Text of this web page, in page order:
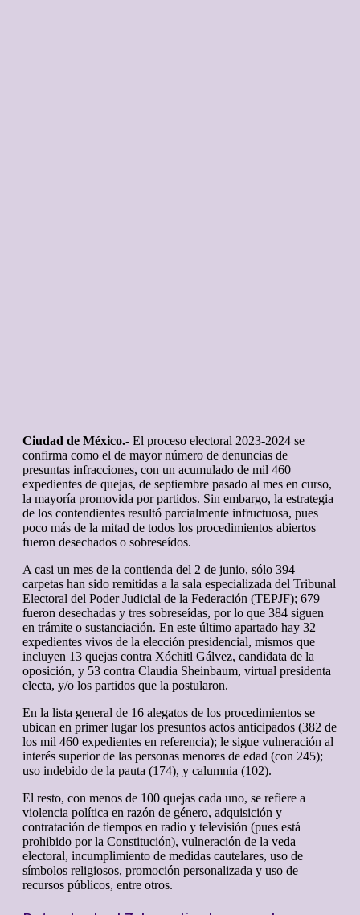
Ciudad de México.- El proceso electoral 2023-2024 se
confirma como el de mayor número de denuncias de
presuntas infracciones, con un acumulado de mil 460
expedientes de quejas, de septiembre pasado al mes en curso,
la mayoría promovida por partidos. Sin embargo, la estrategia
de los contendientes resultó parcialmente infructuosa, pues
poco más de la mitad de todos los procedimientos abiertos
fueron desechados o sobreseídos.
A casi un mes de la contienda del 2 de junio, sólo 394
carpetas han sido remitidas a la sala especializada del Tribunal
Electoral del Poder Judicial de la Federación (TEPJF); 679
fueron desechadas y tres sobreseídas, por lo que 384 siguen
en trámite o sustanciación. En este último apartado hay 32
expedientes vivos de la elección presidencial, mismos que
incluyen 13 quejas contra Xóchitl Gálvez, candidata de la
oposición, y 53 contra Claudia Sheinbaum, virtual presidenta
electa, y/o los partidos que la postularon.
En la lista general de 16 alegatos de los procedimientos se
ubican en primer lugar los presuntos actos anticipados (382 de
los mil 460 expedientes en referencia); le sigue vulneración al
interés superior de las personas menores de edad (con 245);
uso indebido de la pauta (174), y calumnia (102).
El resto, con menos de 100 quejas cada uno, se refiere a
violencia política en razón de género, adquisición y
contratación de tiempos en radio y televisión (pues está
prohibido por la Constitución), vulneración de la veda
electoral, incumplimiento de medidas cautelares, uso de
símbolos religiosos, promoción personalizada y uso de
recursos públicos, entre otros.